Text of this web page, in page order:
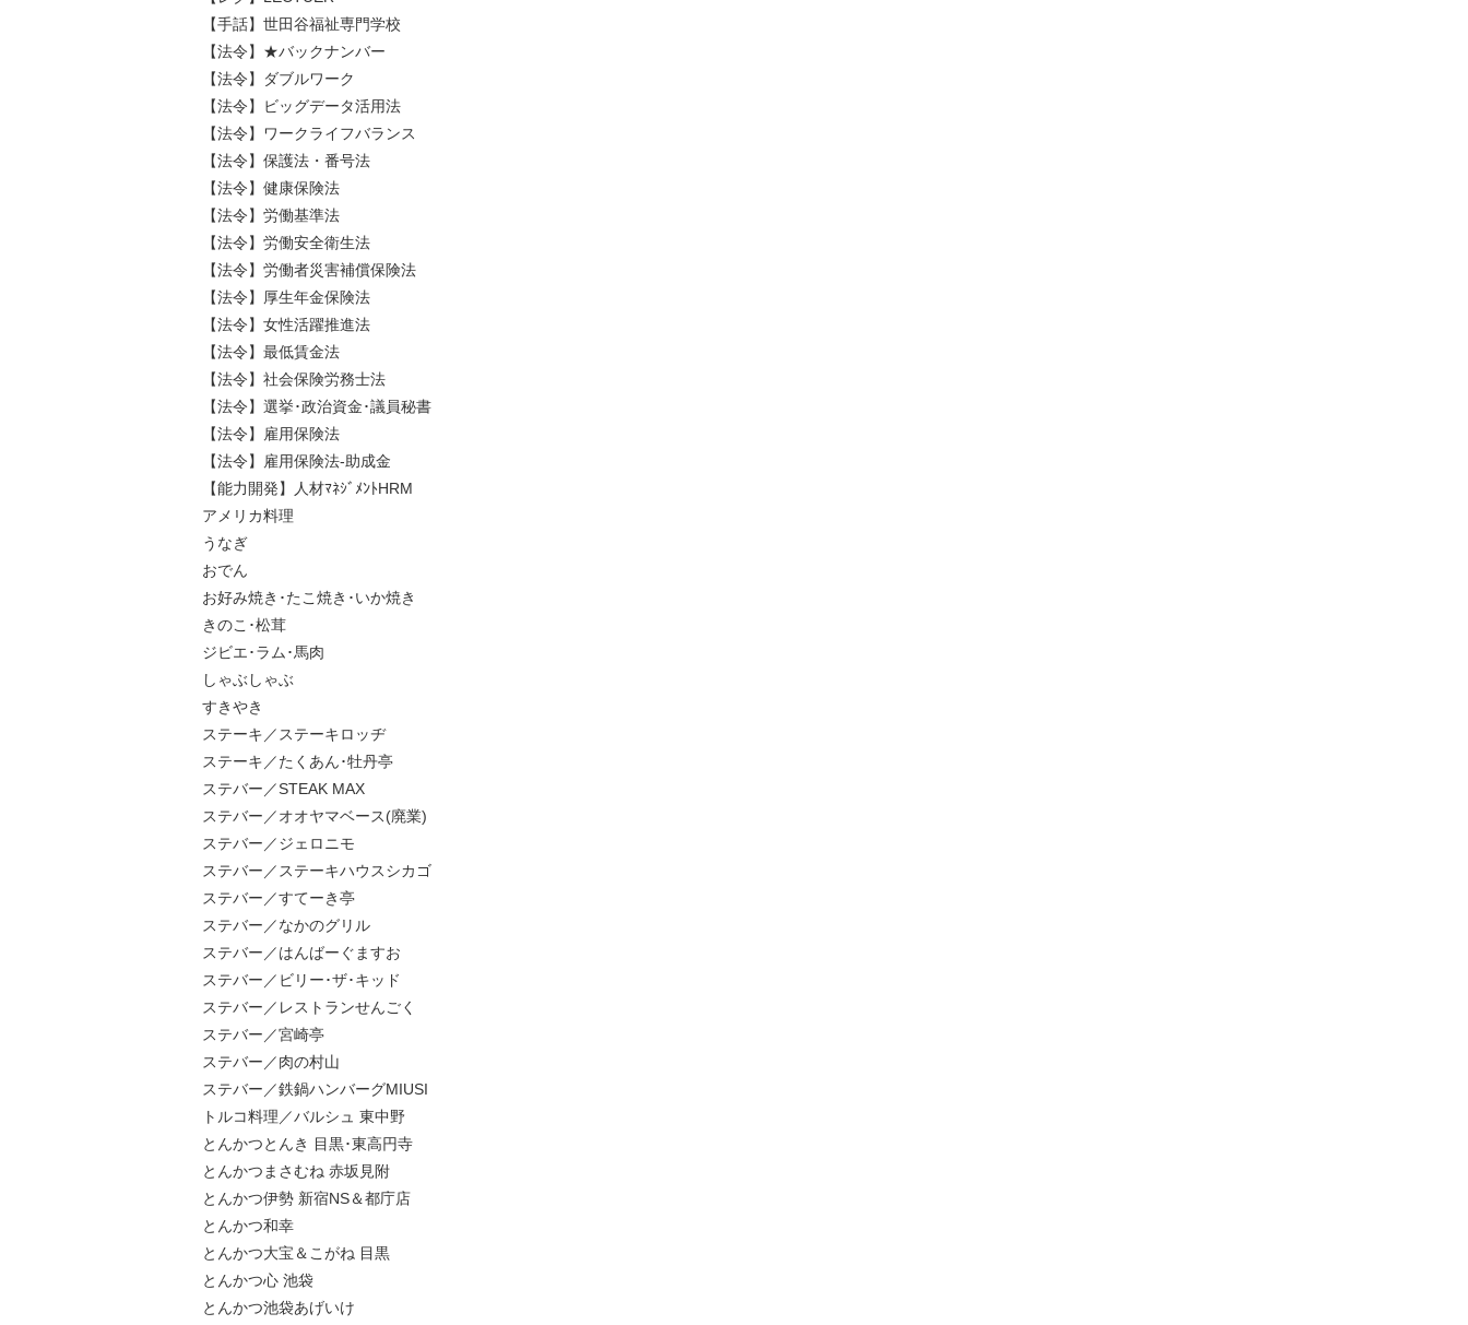
【手話】世田谷福祉専門学校
【法令】★バックナンバー
【法令】ダブルワーク
【法令】ビッグデータ活用法
【法令】ワークライフバランス
【法令】保護法・番号法
【法令】健康保険法
【法令】労働基準法
【法令】労働安全衛生法
【法令】労働者災害補償保険法
【法令】厚生年金保険法
【法令】女性活躍推進法
【法令】最低賃金法
【法令】社会保険労務士法
【法令】選挙･政治資金･議員秘書
【法令】雇用保険法
【法令】雇用保険法-助成金
【能力開発】人材ﾏﾈｼﾞﾒﾝﾄHRM
アメリカ料理
うなぎ
おでん
お好み焼き･たこ焼き･いか焼き
きのこ･松茸
ジビエ･ラム･馬肉
しゃぶしゃぶ
すきやき
ステーキ／ステーキロッヂ
ステーキ／たくあん･牡丹亭
ステバー／STEAK MAX
ステバー／オオヤマベース(廃業)
ステバー／ジェロニモ
ステバー／ステーキハウスシカゴ
ステバー／すてーき亭
ステバー／なかのグリル
ステバー／はんばーぐますお
ステバー／ビリー･ザ･キッド
ステバー／レストランせんごく
ステバー／宮崎亭
ステバー／肉の村山
ステバー／鉄鍋ハンバーグMIUSI
トルコ料理／バルシュ 東中野
とんかつとんき 目黒･東高円寺
とんかつまさむね 赤坂見附
とんかつ伊勢 新宿NS＆都庁店
とんかつ和幸
とんかつ大宝＆こがね 目黒
とんかつ心 池袋
とんかつ池袋あげいけ